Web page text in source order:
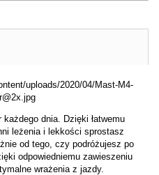
dnia. Dzięki łatwemu
leżenia i lekkości sprostasz
od tego, czy podróżujesz po
odpowiedniemu zawieszeniu
wrażenia z jazdy.